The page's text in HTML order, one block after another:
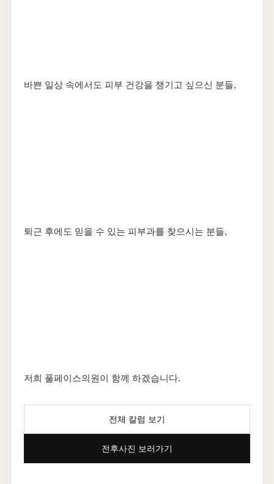
바쁜 일상 속에서도 피부 건강을 챙기고 싶으신 분들,
퇴근 후에도 믿을 수 있는 피부과를 찾으시는 분들,
저희 풀페이스의원이 함께 하겠습니다.
전체 칼럼 보기
전후사진 보러가기